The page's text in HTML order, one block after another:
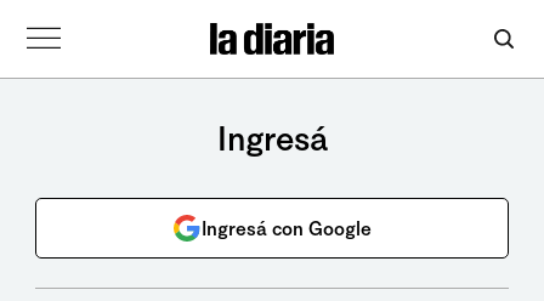
Ingresá
Ingresá con Google